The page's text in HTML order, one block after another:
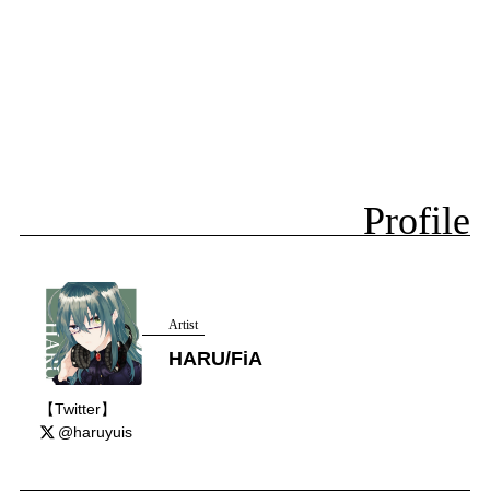
Profile
Artist
HARU/FiA
【Twitter】
@haruyuis